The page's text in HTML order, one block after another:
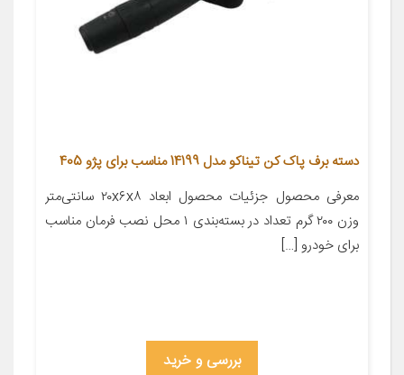
دسته برف پاک کن تیناکو مدل 14199 مناسب برای پژو 405
معرفی محصول جزئیات محصول ابعاد ۲۰x۶x۸ سانتی‌متر
وزن ۲۰۰ گرم تعداد در بسته‌بندی ۱ محل نصب فرمان مناسب
برای خودرو […]
بررسی و خرید